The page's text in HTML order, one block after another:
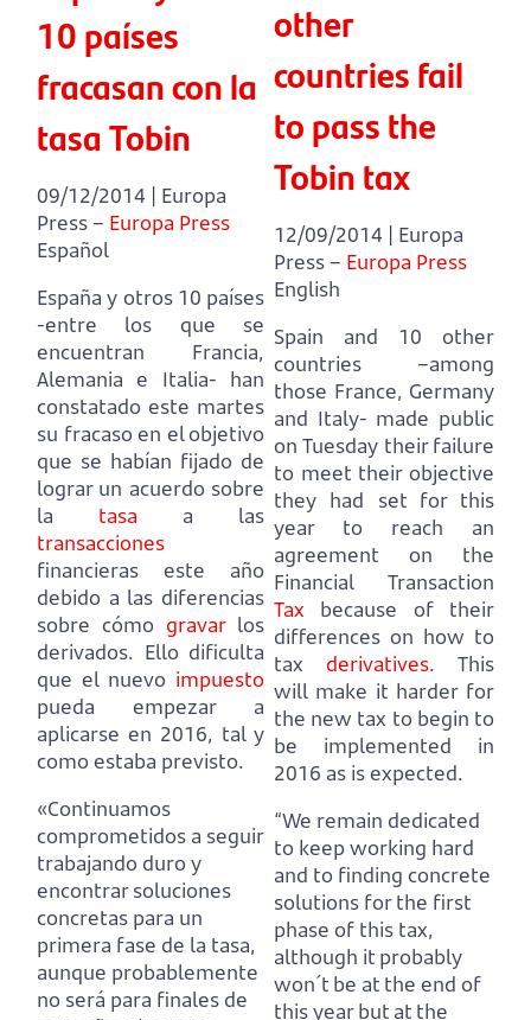
10 países
fracasan con la
tasa Tobin
09/12/2014 | Europa
Press – Europa Press
Español
España y otros 10 países
-entre los que se
encuentran Francia,
Alemania e Italia- han
constatado este martes
su fracaso en el objetivo
que se habían fijado de
lograr un acuerdo sobre
la tasa a las
transacciones
financieras este año
debido a las diferencias
sobre cómo gravarlos
derivados. Ello dificulta
que el nuevo impuesto
pueda empezar a
aplicarse en 2016, tal y
como estaba previsto.
«Continuamos
comprometidos a seguir
trabajando duro y
encontrar soluciones
concretas para un
primera fase de la tasa,
aunque probablemente
no será para finales de
other
countries fail
to pass the
Tobin tax
12/09/2014 | Europa
Press – Europa Press
English
Spain and 10 other
countries –among
those France, Germany
and Italy- made public
on Tuesday their failure
to meet their objective
they had set for this
year to reach an
agreement on the
Financial Transaction
Tax because of their
differences on how to
tax derivatives.
This
will make it harder for
the new tax to begin to
be implemented in
2016 as is expected.
“We remain dedicated
to keep working hard
and to finding concrete
solutions for the first
phase of this tax,
although it probably
won´t be at the end of
this year but at the